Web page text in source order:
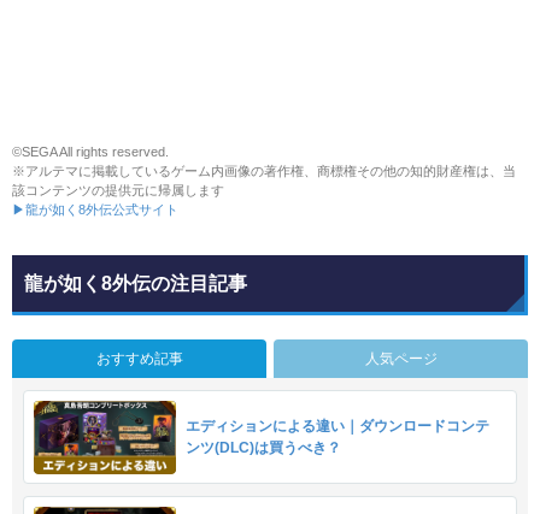
©SEGA All rights reserved.
※アルテマに掲載しているゲーム内画像の著作権、商標権その他の知的財産権は、当
該コンテンツの提供元に帰属します
▶龍が如く8外伝公式サイト
龍が如く8外伝の注目記事
おすすめ記事 人気ページ
エディションによる違い｜ダウンロードコンテ
ンツ(DLC)は買うべき？